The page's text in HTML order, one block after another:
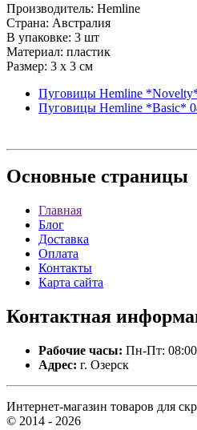
Производитель: Hemline
Страна: Австралия
В упаковке: 3 шт
Материал: пластик
Размер: 3 х 3 см
Пуговицы Hemline
Пуговицы Hemline *Basic*
Основные страницы
Главная
Блог
Доставка
Оплата
Контакты
Карта сайта
Контактная
Рабочие часы: Пн-Пт:
Адрес: г. Озерск
Интернет-магазин товаров для
© 2014 - 2026